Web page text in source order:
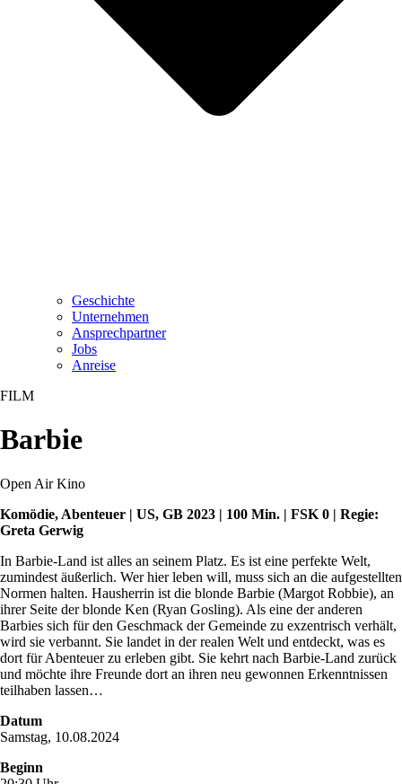
Geschichte
Unternehmen
Ansprechpartner
Jobs
Anreise
FILM
Barbie
Open Air Kino
Komödie, Abenteuer | US, GB 2023 | 100 Min. | FSK 0 | Regie:
Greta Gerwig
In Barbie-Land ist alles an seinem Platz. Es ist eine perfekte Welt,
zumindest äußerlich. Wer hier leben will, muss sich an die aufgestellten
Normen halten. Hausherrin ist die blonde Barbie (Margot Robbie), an
ihrer Seite der blonde Ken (Ryan Gosling). Als eine der anderen
Barbies sich für den Geschmack der Gemeinde zu exzentrisch verhält,
wird sie verbannt. Sie landet in der realen Welt und entdeckt, was es
dort für Abenteuer zu erleben gibt. Sie kehrt nach Barbie-Land zurück
und möchte ihre Freunde dort an ihren neu gewonnen Erkenntnissen
teilhaben lassen…
Datum
Samstag, 10.08.2024
Beginn